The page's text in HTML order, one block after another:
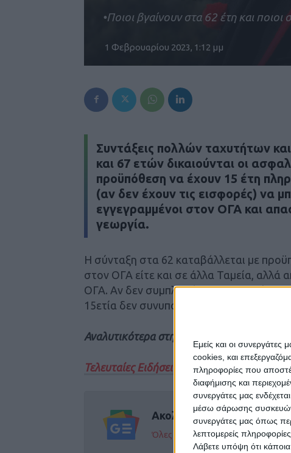
Εμείς και οι
cookies, και
πληροφορίες που
διαφήμισης και
συνεργάτες μας
μέσω σάρωσης συσκευών.
συνεργάτες μας όπως
λεπτομερείς
Λάβετε υπόψη ότι
•Ποιοι βγαίνουν στα 62 έτη και ποιοι
1 Φεβρουαρίου 2023, 1:12 μμ
Συντάξεις πολλών ταχυτήτων και
και 67 ετών δικαιούνται οι
προϋπόθεση να έχουν 15 έτη
(αν δεν έχουν τις εισφορές) να
εγγεγραμμένοι στον ΟΓΑ και
γεωργία.
Η σύνταξη στα 62 καταβάλλεται με
στον ΟΓΑ είτε και σε άλλα Ταμεία, αλλά
ΟΓΑ. Αν δεν συμπληρώνουν τη 15ετία,
15ετία δεν συνυπολογίζονται
Αναλυτικότερα στην έντυπη έκδοση του
Τελευταίες Ειδήσεις Σήμερα
Ακολούθησε την
Όλες οι εξελίξεις στην περιοχή